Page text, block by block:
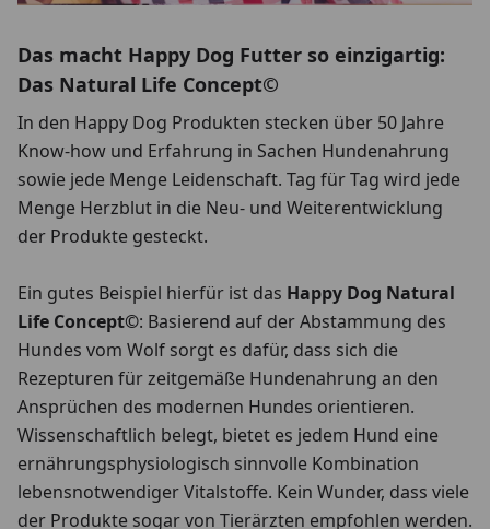
Das macht Happy Dog Futter so einzigartig:
Das Natural Life Concept©
In den Happy Dog Produkten stecken über 50 Jahre
Know-how und Erfahrung in Sachen Hundenahrung
sowie jede Menge Leidenschaft. Tag für Tag wird jede
Menge Herzblut in die Neu- und Weiterentwicklung
der Produkte gesteckt.
Ein gutes Beispiel hierfür ist das Happy Dog Natural
Life Concept©: Basierend auf der Abstammung des
Hundes vom Wolf sorgt es dafür, dass sich die
Rezepturen für zeitgemäße Hundenahrung an den
Ansprüchen des modernen Hundes orientieren.
Wissenschaftlich belegt, bietet es jedem Hund eine
ernährungsphysiologisch sinnvolle Kombination
lebensnotwendiger Vitalstoffe. Kein Wunder, dass viele
der Produkte sogar von Tierärzten empfohlen werden.